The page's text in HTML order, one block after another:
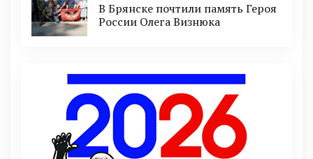
В Брянске почтили память Героя
России Олега Визнюка